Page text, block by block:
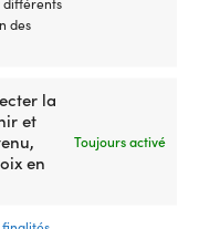
des
la
et
en
Toujours activé
<20 mètres
SUR COMMANDE